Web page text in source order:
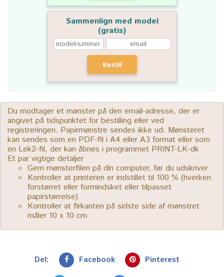
Sammenlign med model
(gratis)
Bestil
Du modtager et mønster på den email-adresse, der er
angivet på tidspunktet for bestilling eller ved
registreringen. Papirmønstre sendes ikke ud. Mønsteret
kan sendes som en PDF-fil i A4 eller A3 format eller som
en Lek2-fil, der kan åbnes i programmet PRINT-LK-dk
Et par vigtige detaljer
Gem mønsterfilen på din computer, før du udskriver
Kontroller at printeren er indstillet til 100 % (hverken
forstørret eller formindsket eller tilpasset
papirstørrelse)
Kontroller at firkanten på sidste side af mønstret
måler 10 x 10 cm
Del: Facebook Pinterest